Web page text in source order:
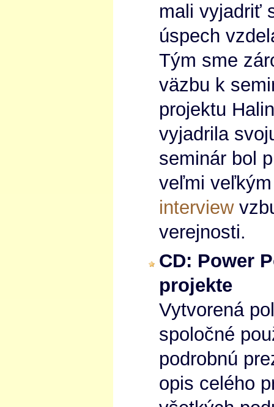
mali vyjadriť
úspech
Tým sme
väzbu k
projektu
vyjadrila
seminár bol
veľmi
interview
verejnosti.
CD: Power
projekte
Vytvorená
spoločné
podrobnú
opis celého